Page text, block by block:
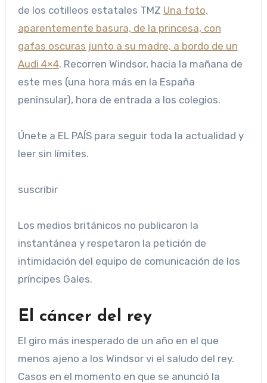
de los cotilleos estatales TMZ Una foto,
aparentemente basura, de la princesa, con
gafas oscuras junto a su madre, a bordo de un
Audi 4×4. Recorren Windsor, hacia la mañana de
este mes (una hora más en la España
peninsular), hora de entrada a los colegios.
Únete a EL PAÍS para seguir toda la actualidad y
leer sin límites.
suscribir
Los medios británicos no publicaron la
instantánea y respetaron la petición de
intimidación del equipo de comunicación de los
príncipes Gales.
El cáncer del rey
El giro más inesperado de un año en el que
menos ajeno a los Windsor vi el saludo del rey.
Casos en el momento en que se anunció la